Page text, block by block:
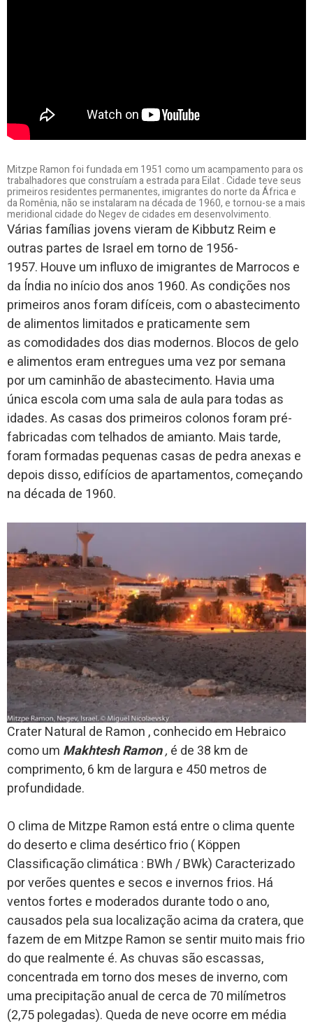
Mitzpe Ramon foi fundada em 1951 como um acampamento para os
trabalhadores que construíam a estrada para Eilat . Cidade teve seus
primeiros residentes permanentes, imigrantes do norte da África e
da Romênia, não se instalaram na década de 1960, e tornou-se a mais
meridional cidade do Negev de cidades em desenvolvimento.
Várias famílias jovens vieram de Kibbutz Reim e
outras partes de Israel em torno de 1956-
1957. Houve um influxo de imigrantes de Marrocos e
da Índia no início dos anos 1960.As condições nos
primeiros anos foram difíceis, com o abastecimento
de alimentos limitados e praticamente sem
as comodidades dos dias modernos. Blocos de gelo
e alimentos eram entregues uma vez por semana
por um caminhão de abastecimento. Havia uma
única escola com uma sala de aula para todas as
idades.As casas dos primeiros colonos foram pré-
fabricadas com telhados de amianto. Mais tarde,
foram formadas pequenas casas de pedra anexas e
depois disso, edifícios de apartamentos, começando
na década de 1960.
Crater Natural de Ramon , conhecido em Hebraico
como um Makhtesh Ramon, é de 38 km de
comprimento, 6 km de largura e 450 metros de
profundidade.
O clima de Mitzpe Ramon está entre o clima quente
do deserto e clima desértico frio ( Köppen
Classificação climática : BWh / BWk) Caracterizado
por verões quentes e secos e invernos frios. Há
ventos fortes e moderados durante todo o ano,
causados pela sua localização acima da cratera, que
fazem de em Mitzpe Ramon se sentir muito mais frio
do que realmente é.As chuvas são escassas,
concentrada em torno dos meses de inverno, com
uma precipitação anual de cerca de 70 milímetros
(2,75 polegadas). Queda de neve ocorre em média